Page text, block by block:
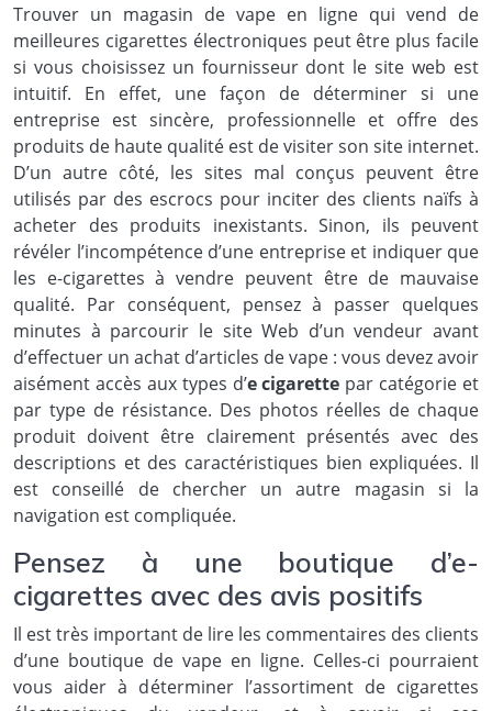
Trouver un magasin de vape en ligne qui vend de
meilleures cigarettes électroniques peut être plus facile
si vous choisissez un fournisseur dont le site web est
intuitif. En effet, une façon de déterminer si une
entreprise est sincère, professionnelle et offre des
produits de haute qualité est de visiter son site internet.
D’un autre côté, les sites mal conçus peuvent être
utilisés par des escrocs pour inciter des clients naïfs à
acheter des produits inexistants. Sinon, ils peuvent
révéler l’incompétence d’une entreprise et indiquer que
les e-cigarettes à vendre peuvent être de mauvaise
qualité. Par conséquent, pensez à passer quelques
minutes à parcourir le site Web d’un vendeur avant
d’effectuer un achat d’articles de vape : vous devez avoir
aisément accès aux types d’e cigarette par catégorie et
par type de résistance. Des photos réelles de chaque
produit doivent être clairement présentés avec des
descriptions et des caractéristiques bien expliquées. Il
est conseillé de chercher un autre magasin si la
navigation est compliquée.
Pensez à une boutique d’e-
cigarettes avec des avis positifs
Il est très important de lire les commentaires des clients
d’une boutique de vape en ligne. Celles-ci pourraient
vous aider à déterminer l’assortiment de cigarettes